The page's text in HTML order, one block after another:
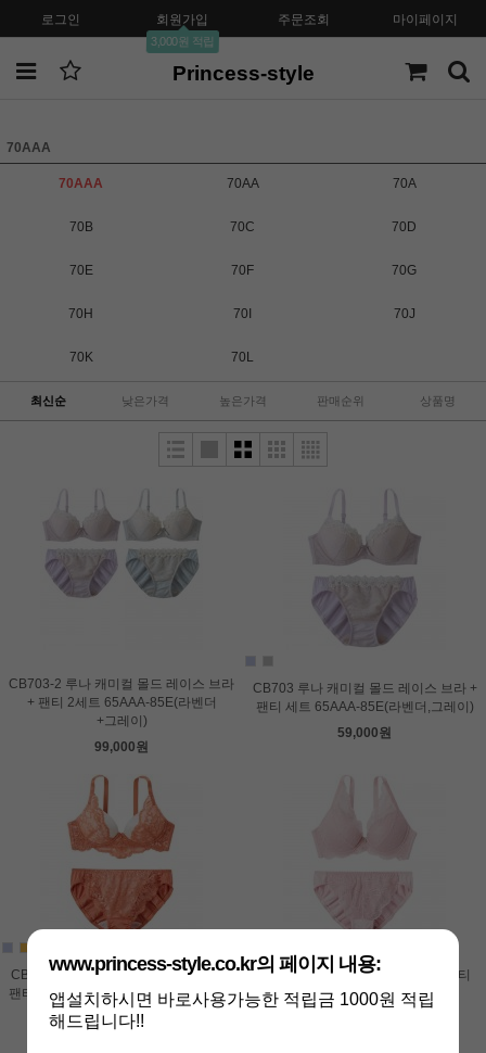
로그인 회원가입
3,000원 적립
주문조회 마이페이지
Princess-style
70AAA
70AAA 70AA 70A
70B 70C 70D
70E 70F 70G
70H 70I 70J
70K 70L
최신순 낮은가격 높은가격 판매순위 상품명
CB703-2 루나 캐미컬 몰드 레이스 브라
+ 팬티 2세트 65AAA-85E(라벤더
+그레이)
99,000원
CB703 루나 캐미컬 몰드 레이스 브라 +
팬티 세트 65AAA-85E(라벤더,그레이)
59,000원
CB575 배색디자인 몰드 레이스 브라 +
팬티 세트 65AAA-100H(펄블루,오렌지,
브라운)
CB383 풀컵 몰드 디자인 브라 + 팬티
세트 65AAA-100H(핑크)
www.princess-style.co.kr의 페이지 내용:
앱설치하시면 바로사용가능한 적립금 1000원 적립
해드립니다!!